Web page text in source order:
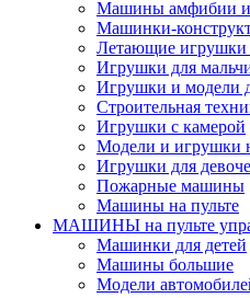
Машины амфибии и
Машинки-
Летающие игрушки
Игрушки для
Игрушки и модели
Строительная
Игрушки с камерой
Модели и игрушки
Игрушки для
Пожарные машины
Машины на пульте
МАШИНЫ на пульте
Машинки для детей
Машины большие
Модели